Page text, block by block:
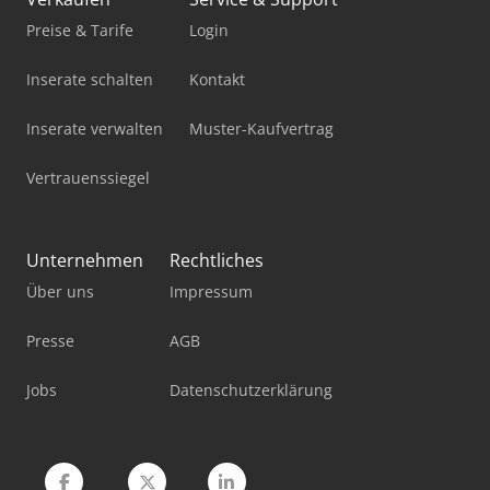
Linde Gabelstapler
Mercdes 1113
Mini Traktor
Standbodenbeutel-Füll- Und Verschließmaschine
Tec Freetec
Werkstatt-Auflösung
Werkstattpresse 100 T
Preise & Tarife
Inserate schalten
Inserate verwalten
Vertrauenssiegel
Login
Kontakt
Muster-Kaufvertrag
Unternehmen
Über uns
Presse
Jobs
Rechtliches
Impressum
AGB
Datenschutzerklärung